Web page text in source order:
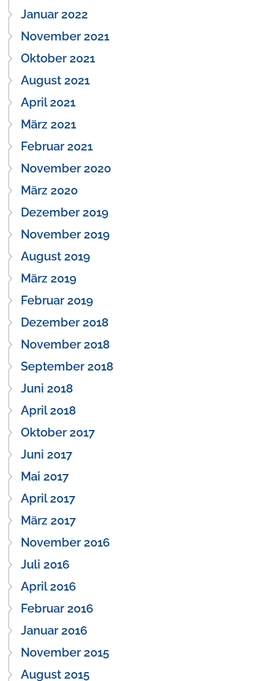
Januar 2022
November 2021
Oktober 2021
August 2021
April 2021
März 2021
Februar 2021
November 2020
März 2020
Dezember 2019
November 2019
August 2019
März 2019
Februar 2019
Dezember 2018
November 2018
September 2018
Juni 2018
April 2018
Oktober 2017
Juni 2017
Mai 2017
April 2017
März 2017
November 2016
Juli 2016
April 2016
Februar 2016
Januar 2016
November 2015
August 2015